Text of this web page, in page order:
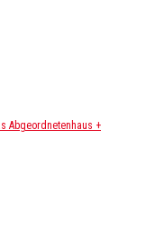
Abgeordnetenhaus +